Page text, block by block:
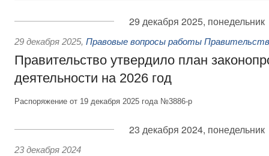
29 декабря 2025, понедельник
29 декабря 2025, Правовые вопросы работы
Правительство утвердило план
деятельности на 2026 год
Распоряжение от 19 декабря 2025 года №3886-р
23 декабря 2024, понедельник
23 декабря 2024